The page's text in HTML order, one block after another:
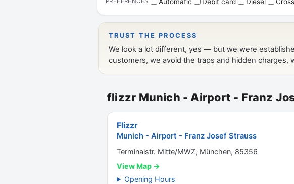
flizzr Munich - Airport - Franz
Flizzr
Munich - Airport - Franz Josef Strauss
Terminalstr. Mitte/MWZ, München, 85356
View Map →
Opening Hours